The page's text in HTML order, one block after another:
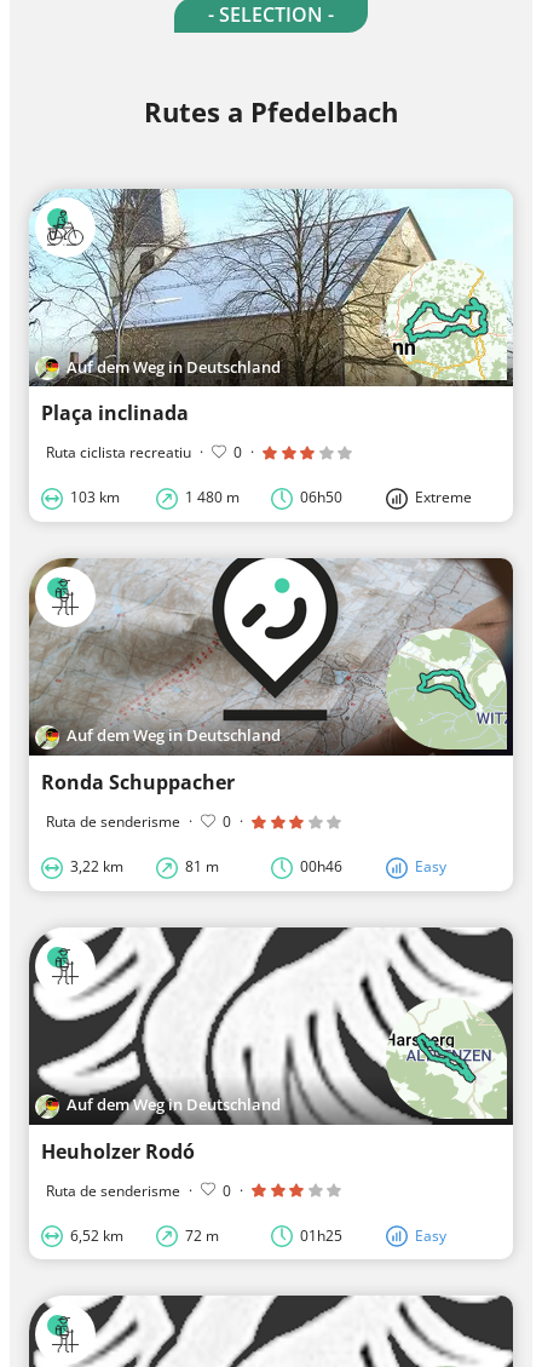
- SELECTION -
Rutes a Pfedelbach
Auf dem Weg in Deutschland
Plaça inclinada
Ruta ciclista recreatiu · 0 ·
103 km 1 480 m 06h50 Extreme
Auf dem Weg in Deutschland
Ronda Schuppacher
Ruta de senderisme · 0 ·
3,22 km 81 m 00h46 Easy
Auf dem Weg in Deutschland
Heuholzer Rodó
Ruta de senderisme · 0 ·
6,52 km 72 m 01h25 Easy